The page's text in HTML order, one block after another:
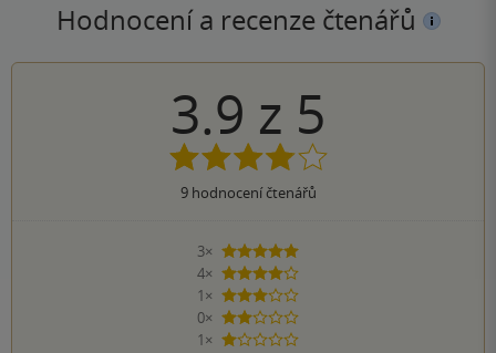
Hodnocení a recenze čtenářů
3.9 z 5
9hodnocení čtenářů
3×
5 hvězdiček
4×
4 hvězdičky
1×
3 hvězdičky
0×
2 hvězdičky
1×
1 hvezdička